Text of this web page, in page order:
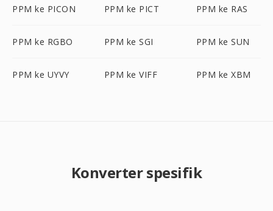
PPM ke PICON PPM ke PICT PPM ke RAS
PPM ke RGBO PPM ke SGI PPM ke SUN
PPM ke UYVY PPM ke VIFF PPM ke XBM
Konverter spesifik